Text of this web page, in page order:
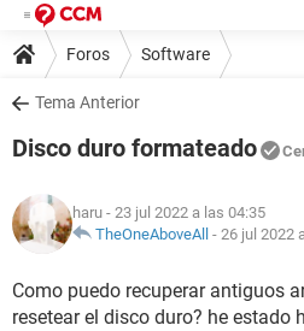
Foros Software
Tema Anterior
Disco duro formateado
haru - 23 jul 2022 a las 04:35
TheOneAboveAll - 26 jul 2022
Como puedo recuperar antiguos
resetear el disco duro? he estado